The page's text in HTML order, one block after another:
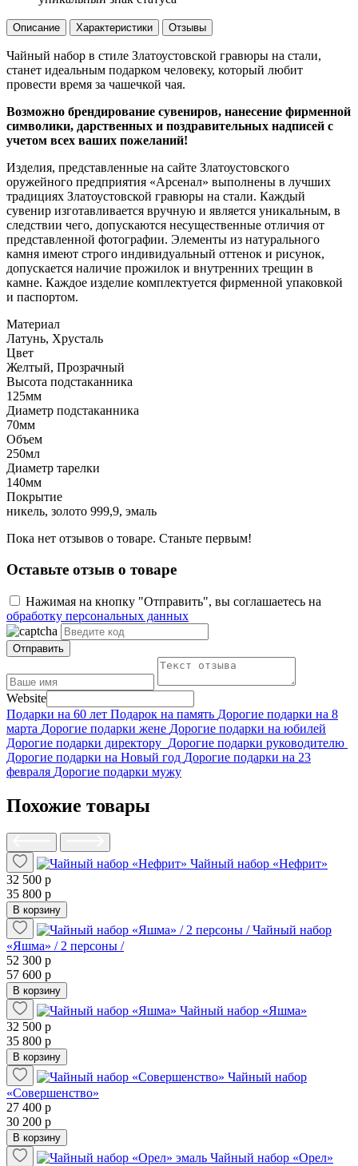
Описание Характеристики Отзывы
Чайный набор в стиле Златоустовской гравюры на стали,
станет идеальным подарком человеку, который любит
провести время за чашечкой чая.
Возможно брендирование сувениров, нанесение фирменной
символики, дарственных и поздравительных надписей с
учетом всех ваших пожеланий!
Изделия, представленные на сайте Златоустовского
оружейного предприятия «Арсенал» выполнены в лучших
традициях Златоустовской гравюры на стали. Каждый
сувенир изготавливается вручную и является уникальным, в
следствии чего, допускаются несущественные отличия от
представленной фотографии. Элементы из натурального
камня имеют строго индивидуальный оттенок и рисунок,
допускается наличие прожилок и внутренних трещин в
камне. Каждое изделие комплектуется фирменной упаковкой
и паспортом.
Материал
Латунь, Хрусталь
Цвет
Желтый, Прозрачный
Высота подстаканника
125мм
Диаметр подстаканника
70мм
Объем
250мл
Диаметр тарелки
140мм
Покрытие
никель, золото 999,9, эмаль
Пока нет отзывов о товаре. Станьте первым!
Оставьте отзыв о товаре
Нажимая на кнопку "Отправить", вы соглашаетесь на
обработку персональных данных
Отправить
Website
Подарки на 60 лет Подарок на память Дорогие подарки на 8
марта Дорогие подарки жене Дорогие подарки на юбилей
Дорогие подарки директору Дорогие подарки руководителю
Дорогие подарки на Новый год Дорогие подарки на 23
февраля Дорогие подарки мужу
Похожие товары
Чайный набор «Нефрит»
32 500 р
35 800 р
В корзину
Чайный набор
«Яшма» / 2 персоны /
52 300 р
57 600 р
В корзину
Чайный набор «Яшма»
32 500 р
35 800 р
В корзину
Чайный набор
«Совершенство»
27 400 р
30 200 р
В корзину
Чайный набор «Орел»